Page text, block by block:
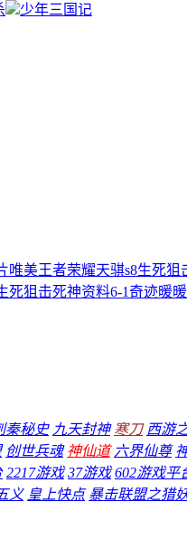
少年三国记
唯美王者荣耀天骐s8生死狙
死狙击死神资料6-1奇迹暖暖
秦秘史 九天封神 寒刀 西游
创世兵魂 神仙道 六界仙尊
2217游戏 37游戏 602游戏平
义 皇上快点 暴击联盟之猎